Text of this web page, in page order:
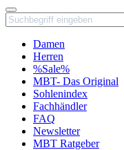
Navigation
Damen
Herren
%Sale%
MBT- Das Original
Sohlenindex
Fachhändler
FAQ
Newsletter
MBT Ratgeber